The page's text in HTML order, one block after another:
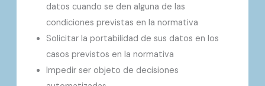
datos cuando se den alguna de las
condiciones previstas en la normativa
Solicitar la portabilidad de sus datos en los
casos previstos en la normativa
Impedir ser objeto de decisiones